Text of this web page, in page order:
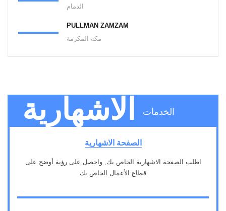
الدمام
PULLMAN ZAMZAM
مكه المكرمة
الاشهارية الخدمات
الصفحة الاشهارية
اطلب الصفحة الاشهارية الخاص بك, واحصل على رؤية أوضح على
قطاع الأعمال الخاص بك